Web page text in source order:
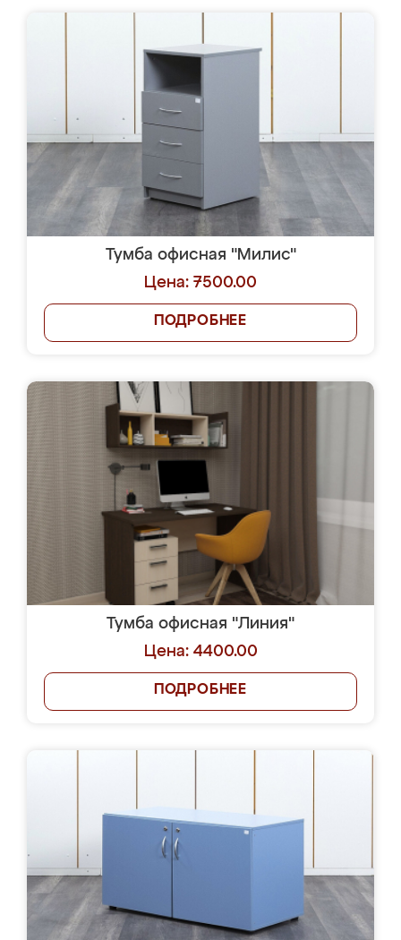
Тумба офисная "Милис"
Цена: 7500.00
ПОДРОБНЕЕ
Тумба офисная "Линия"
Цена: 4400.00
ПОДРОБНЕЕ